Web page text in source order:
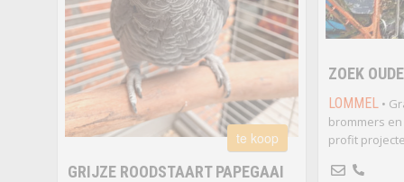
ZOEK
LOMMEL•
brommers
profit
te koop
GRIJZE ROODSTAART PAPEGAAI